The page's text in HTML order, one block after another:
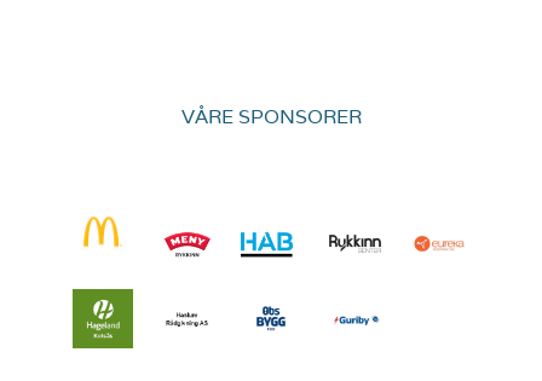
VÅRE SPONSORER